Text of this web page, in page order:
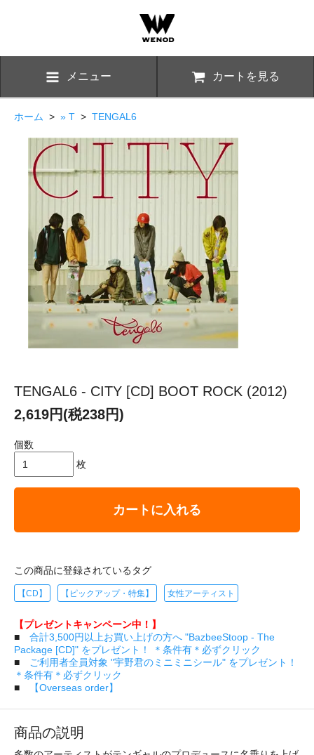
メニュー カートを見る
ホーム > » T > TENGAL6
TENGAL6 - CITY [CD] BOOT ROCK (2012)
2,619円(税238円)
個数
枚
カートに入れる
この商品に登録されているタグ
【CD】 【ピックアップ・特集】 女性アーティスト
【プレゼントキャンペーン中！】
■ 合計3,500円以上お買い上げの方へ "BazbeeStoop - The
Package [CD]" をプレゼント！ ＊条件有＊必ずクリック
■
ご利用者全員対象 "宇野君のミニミニシール" をプレゼント！
＊条件有＊必ずクリック
■
【Overseas order】
商品の説明